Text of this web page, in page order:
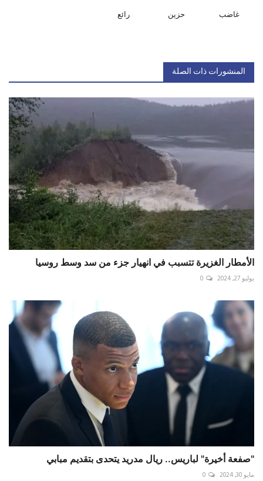
غاضب حزين رائع
المنشورات ذات الصلة
الأمطار الغزيرة تتسبب في انهيار جزء من سد وسط روسيا
يوليو 27, 2024 0
"صفعة أخيرة" لباريس.. ريال مدريد يتحدى بتقديم مبابي
مايو 30, 2024 0